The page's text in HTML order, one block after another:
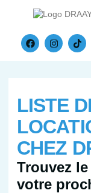
LISTE
CHEZ
Trouvez
votre